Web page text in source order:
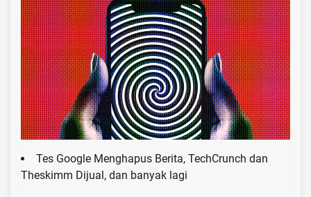
Tes Google Menghapus Berita, TechCrunch dan
Theskimm Dijual, dan banyak lagi